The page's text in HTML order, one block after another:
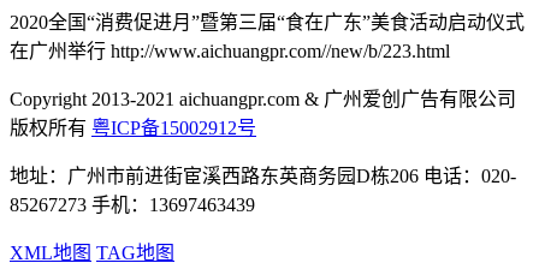
2020全国“消费促进月”暨第三届“食在广东”美食活动启动仪式
在广州举行 http://www.aichuangpr.com//new/b/223.html
Copyright 2013-2021 aichuangpr.com & 广州爱创广告有限公司
版权所有 粤ICP备15002912号
地址：广州市前进街宦溪西路东英商务园D栋206 电话：020-
85267273 手机：13697463439
XML地图 TAG地图